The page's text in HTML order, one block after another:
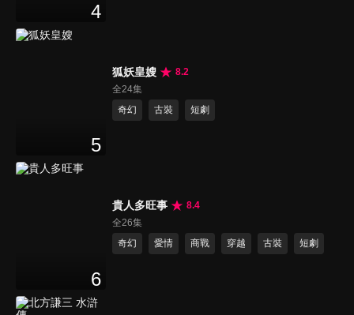
4
5
狐妖皇嫂
8.2
全24集
奇幻
古裝 短劇
6
貴人多旺事
8.4
全26集
奇幻
愛情 商戰 穿越 古裝 短劇